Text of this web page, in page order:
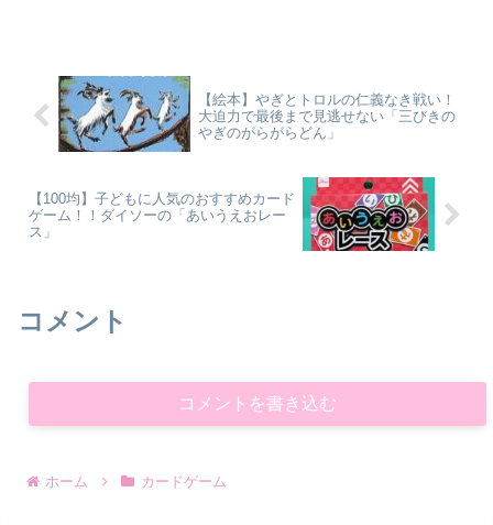
【絵本】やぎとトロルの仁義なき戦い！
大迫力で最後まで見逃せない「三びきの
やぎのがらがらどん」
【100均】子どもに人気のおすすめカード
ゲーム！！ダイソーの「あいうえおレー
ス」
コメント
コメントを書き込む
ホーム カードゲーム